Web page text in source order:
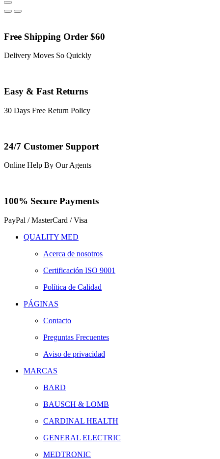
Free Shipping Order $60
Delivery Moves So Quickly
Easy & Fast Returns
30 Days Free Return Policy
24/7 Customer Support
Online Help By Our Agents
100% Secure Payments
PayPal / MasterCard / Visa
QUALITY MED
Acerca de nosotros
Certificación ISO 9001
Política de Calidad
PÁGINAS
Contacto
Preguntas Frecuentes
Aviso de privacidad
MARCAS
BARD
BAUSCH & LOMB
CARDINAL HEALTH
GENERAL ELECTRIC
MEDTRONIC